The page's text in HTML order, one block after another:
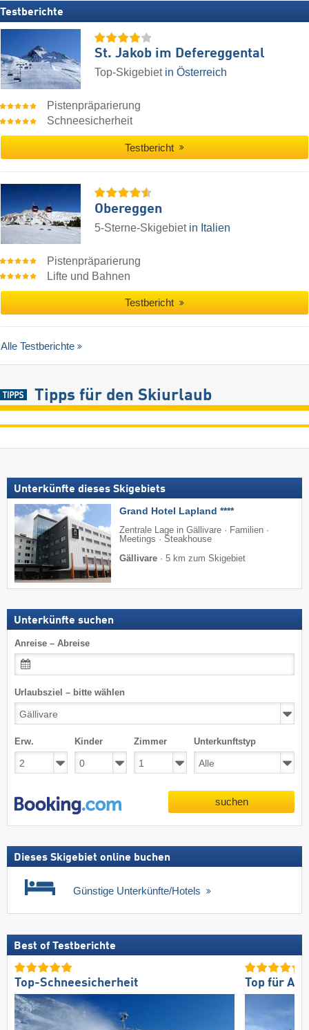
Testberichte
St. Jakob im Defereggental
Top-Skigebiet in Österreich
Pistenpräparierung
Schneesicherheit
Testbericht
Obereggen
5-Sterne-Skigebiet in Italien
Pistenpräparierung
Lifte und Bahnen
Testbericht
Alle Testberichte
Tipps für den Skiurlaub
Unterkünfte dieses Skigebiets
Grand Hotel Lapland ****
Zentrale Lage in Gällivare · Familien ·
Meetings · Steakhouse
Gällivare · 5 km zum Skigebiet
Unterkünfte suchen
Anreise – Abreise
Urlaubsziel – bitte wählen
Erw. Kinder Zimmer Unterkunftstyp
suchen
Dieses Skigebiet online buchen
Günstige Unterkünfte/Hotels
Best of Testberichte
Top-Schneesicherheit Top für